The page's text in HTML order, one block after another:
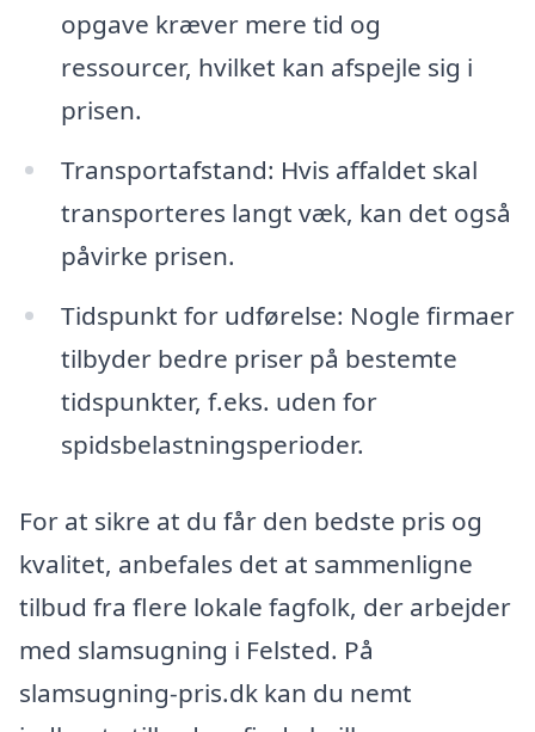
opgave kræver mere tid og
ressourcer, hvilket kan afspejle sig i
prisen.
Transportafstand: Hvis affaldet skal
transporteres langt væk, kan det også
påvirke prisen.
Tidspunkt for udførelse: Nogle firmaer
tilbyder bedre priser på bestemte
tidspunkter, f.eks. uden for
spidsbelastningsperioder.
For at sikre at du får den bedste pris og
kvalitet, anbefales det at sammenligne
tilbud fra flere lokale fagfolk, der arbejder
med slamsugning i Felsted. På
slamsugning-pris.dk kan du nemt